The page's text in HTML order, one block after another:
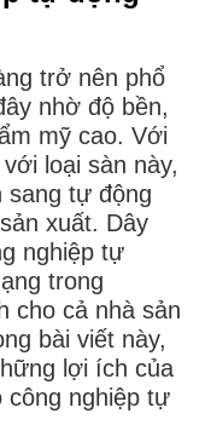
trở nên phổ
nhờ độ bền,
mỹ cao. Với
loại sàn này,
sang tự động
xuất. Dây
nghiệp tự
trong
cho cả nhà sản
bài viết này,
lợi ích của
công nghiệp tự